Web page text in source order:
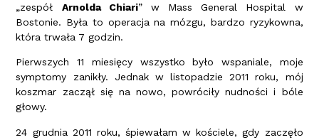
„zespół Arnolda Chiari” w Mass General Hospital w
Bostonie. Była to operacja na mózgu, bardzo ryzykowna,
która trwała 7 godzin.
Pierwszych 11 miesięcy wszystko było wspaniale, moje
symptomy zanikły. Jednak w listopadzie 2011 roku, mój
koszmar zaczął się na nowo, powróciły nudności i bóle
głowy.
24 grudnia 2011 roku, śpiewałam w kościele, gdy zaczęło